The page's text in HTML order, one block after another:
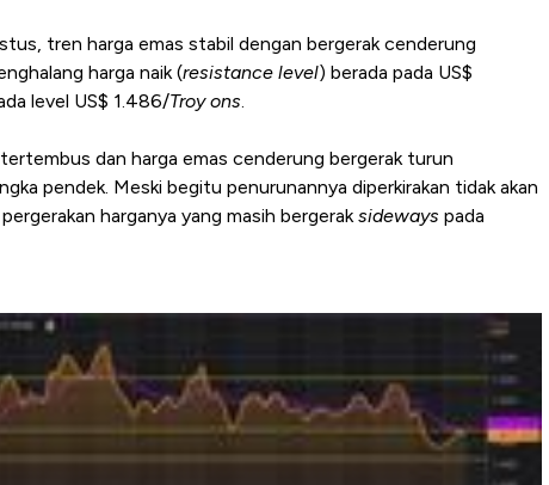
tren harga emas stabil dengan bergerak cenderung
harga naik (resistance level) berada pada US$
level US$ 1.486/Troy ons.
dan harga emas cenderung bergerak turun
pendek. Meski begitu penurunannya diperkirakan tidak akan
harganya yang masih bergeraksideways pada
Kongo Tutup Keran Ekspor, Harga
Tembaga Terbang ke Zona Berbahaya